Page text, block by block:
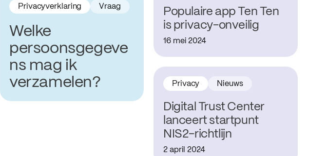
Populaire app Ten Ten
is privacy-onveilig
16 mei 2024
Welke
persoonsgegeve
ns mag ik
verzamelen?
Privacyverklaring Vraag
Digital Trust Center
lanceert startpunt
NIS2-richtlijn
Privacy Nieuws
2 april 2024